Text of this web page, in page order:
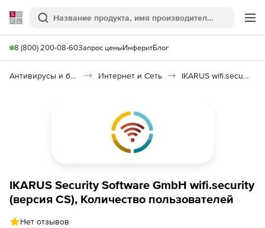
Softline
Поиск
8 (800) 200-08-60Запрос ценыИнферитБлог
Антивирусы и безопасность Интернет и Сеть IKARUS wifi.security
IKARUS Security Software GmbH wifi.security
(версия CS), Количество пользователей
Нет отзывов